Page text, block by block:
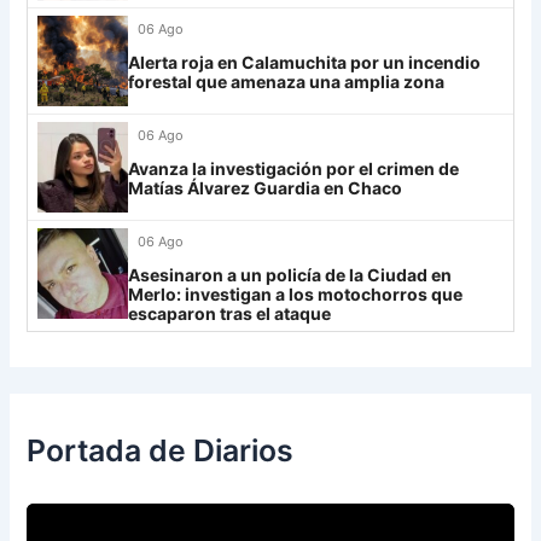
Grupo H
IDV
Rosario Central
UCV FC
Libertad
06 Ago
Alerta roja en Calamuchita por un incendio
forestal que amenaza una amplia zona
06 Ago
Avanza la investigación por el crimen de
Matías Álvarez Guardia en Chaco
06 Ago
Asesinaron a un policía de la Ciudad en
Merlo: investigan a los motochorros que
escaparon tras el ataque
Portada de Diarios